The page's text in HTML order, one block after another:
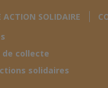
ACTION SOLIDAIRE
de collecte
solidaires